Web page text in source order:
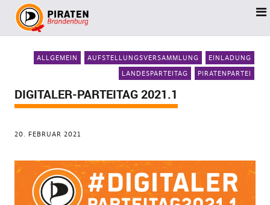
ALLGEMEIN AUFSTELLUNGSVERSAMMLUNG
EINLADUNG
LANDESPARTEITAG
PIRATENPARTEI
DIGITALER-PARTEITAG 2021.1
20. FEBRUAR 2021